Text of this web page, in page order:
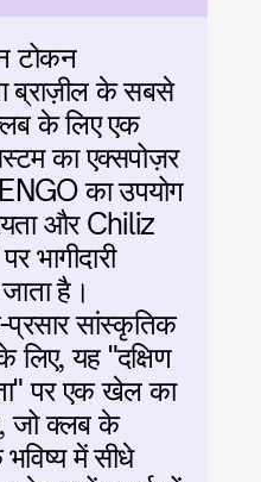
टोकन
ब्राज़ील के सबसे
के लिए एक
का एक्सपोज़र
का उपयोग
और Chiliz
भागीदारी
है।
सांस्कृतिक
लिए, यह "दक्षिण
पर एक खेल का
जो क्लब के
में सीधे